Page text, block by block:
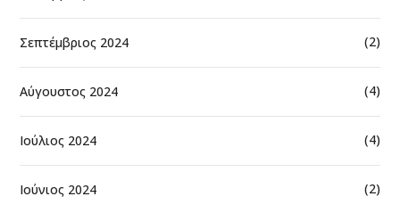
Σεπτέμβριος 2024 (2)
Αύγουστος 2024 (4)
Ιούλιος 2024 (4)
Ιούνιος 2024 (2)